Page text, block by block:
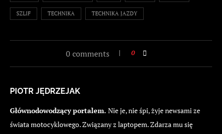
SZLIF TECHNIKA TECHNIKA JAZDY
0 comments 0
PIOTR JĘDRZEJAK
Głównodowodzący portalem. Nie je, nie śpi, żyje newsami ze
świata motocyklowego. Związany z laptopem. Zdarza mu się